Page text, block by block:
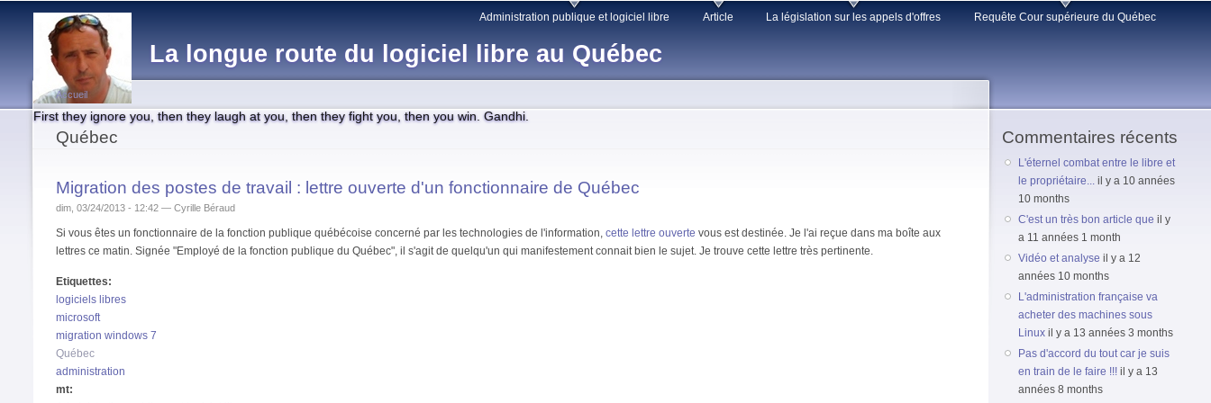
Skip to
content
La longue route du logiciel libre au Québec
First they ignore you, then they laugh at you, then they fight you, then you win. Gandhi.
Main menu Administration publique et logiciel libre Article La législation sur les appels d'offres Requête Cour supérieure du Québec
You are here
Accueil
Québec
Migration des postes de travail : lettre ouverte d'un fonctionnaire de Québec
dim, 03/24/2013 - 12:42 — Cyrille Béraud
Si vous êtes un fonctionnaire de la fonction publique québécoise concerné par les technologies de l'information, cette lettre ouverte vous est destinée. Je l'ai reçue dans ma boîte aux
lettres ce matin. Signée "Employé de la fonction publique du Québec", il s'agit de quelqu'un qui manifestement connait bien le sujet. Je trouve cette lettre très pertinente.
Etiquettes:
logiciels libres
microsoft
migration windows 7
Québec
administration
mt:
Commentaires récents
L'éternel combat entre le libre et
le propriétaire... il y a 10 années
10 months
C'est un très bon article que il y
a 11 années 1 month
Vidéo et analyse il y a 12
années 10 months
L'administration française va
acheter des machines sous
Linux il y a 13 années 3 months
Pas d'accord du tout car je suis
en train de le faire !!! il y a 13
années 8 months